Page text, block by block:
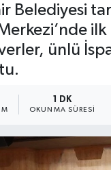
Belediyesi
ünlü
1 DK
OKUNMA SÜRESI